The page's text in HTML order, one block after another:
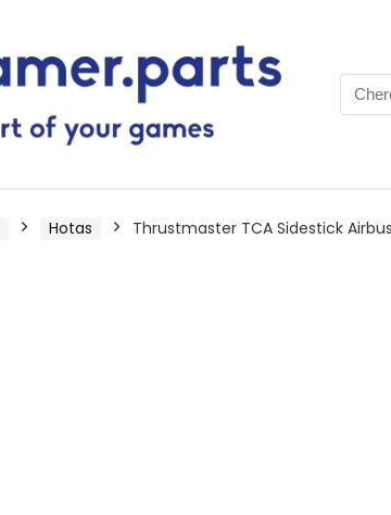
Search
for:
Hotas Thrustmaster TCA Sidestick